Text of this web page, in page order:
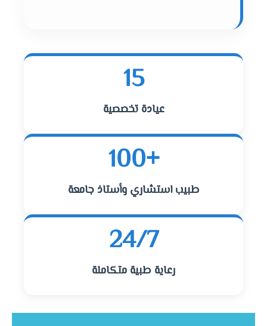
15
عيادة تخصصية
+100
طبيب استشاري وأستاذ جامعة
24/7
رعاية طبية متكاملة